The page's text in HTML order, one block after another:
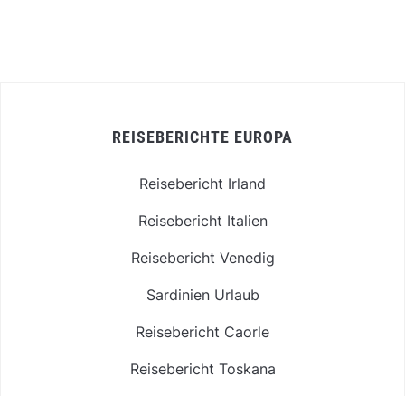
REISEBERICHTE EUROPA
Reisebericht Irland
Reisebericht Italien
Reisebericht Venedig
Sardinien Urlaub
Reisebericht Caorle
Reisebericht Toskana